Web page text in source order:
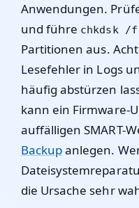
Anwendungen.
und führe chkdsk /f
Partitionen aus.
Lesefehler in Logs
häufig abstürzen
kann ein Firmware-
auffälligen SMART-
Backupanlegen.
die Ursache sehr